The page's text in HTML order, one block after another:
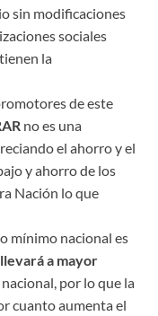
sin modificaciones
sociales
la
de este
no es una
el ahorro y el
y ahorro de los
Nación lo que
mínimo nacional es
llevará a mayor
por lo que la
cuanto aumenta el